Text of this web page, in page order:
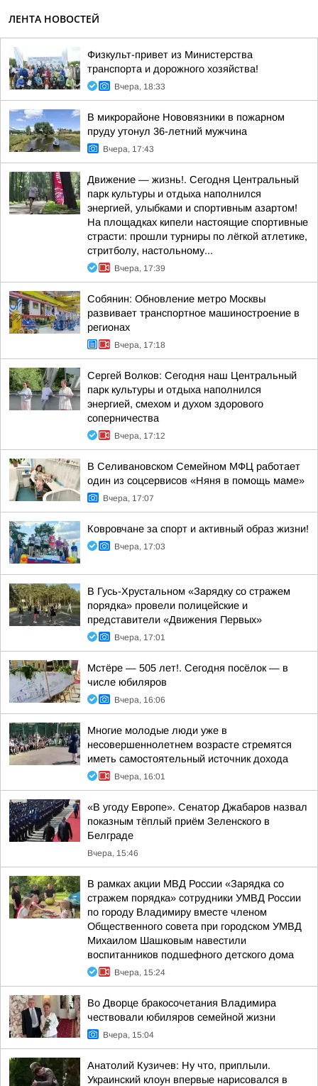
ЛЕНТА НОВОСТЕЙ
Физкульт-привет из Министерства
транспорта и дорожного хозяйства!
Вчера, 18:33
В микрорайоне Нововязники в пожарном
пруду утонул 36-летний мужчина
Вчера, 17:43
Движение — жизнь!. Сегодня Центральный
парк культуры и отдыха наполнился
энергией, улыбками и спортивным азартом!
На площадках кипели настоящие спортивные
страсти: прошли турниры по лёгкой атлетике,
стритболу, настольному...
Вчера, 17:39
Собянин: Обновление метро Москвы
развивает транспортное машиностроение в
регионах
Вчера, 17:18
Сергей Волков: Сегодня наш Центральный
парк культуры и отдыха наполнился
энергией, смехом и духом здорового
соперничества
Вчера, 17:12
В Селивановском Семейном МФЦ работает
один из соцсервисов «Няня в помощь маме»
Вчера, 17:07
Ковровчане за спорт и активный образ жизни!
Вчера, 17:03
В Гусь-Хрустальном «Зарядку со стражем
порядка» провели полицейские и
представители «Движения Первых»
Вчера, 17:01
Мстёре — 505 лет!. Сегодня посёлок — в
числе юбиляров
Вчера, 16:06
Многие молодые люди уже в
несовершеннолетнем возрасте стремятся
иметь самостоятельный источник дохода
Вчера, 16:01
«В угоду Европе». Сенатор Джабаров назвал
показным тёплый приём Зеленского в
Белграде
Вчера, 15:46
В рамках акции МВД России «Зарядка со
стражем порядка» сотрудники УМВД России
по городу Владимиру вместе членом
Общественного совета при городском УМВД
Михаилом Шашковым навестили
воспитанников подшефного детского дома
Вчера, 15:24
Во Дворце бракосочетания Владимира
чествовали юбиляров семейной жизни
Вчера, 15:04
Анатолий Кузичев: Ну что, приплыли.
Украинский клоун впервые нарисовался в